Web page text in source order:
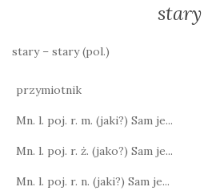
stary
stary – stary (pol.)
przymiotnik
Mn. l. poj. r. m. (jaki?) Sam je...
Mn. l. poj. r. ż. (jako?) Sam je...
Mn. l. poj. r. n. (jaki?) Sam je...